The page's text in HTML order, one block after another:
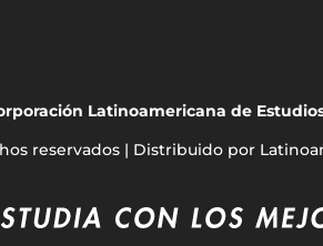
Latinoamericana de
reservados | Distribuido por